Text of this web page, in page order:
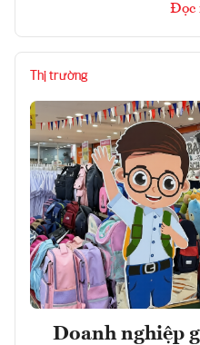
Đọc
Thị trường
Doanh nghiệp